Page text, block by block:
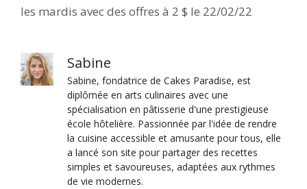
les mardis avec des offres à 2 $ le 22/02/22
Sabine
Sabine, fondatrice de Cakes Paradise, est
diplômée en arts culinaires avec une
spécialisation en pâtisserie d'une prestigieuse
école hôtelière. Passionnée par l'idée de rendre
la cuisine accessible et amusante pour tous, elle
a lancé son site pour partager des recettes
simples et savoureuses, adaptées aux rythmes
de vie modernes.